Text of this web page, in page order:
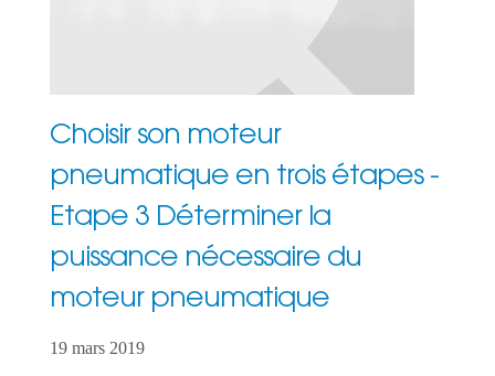
Choisir son moteur
pneumatique en trois étapes -
Etape 3 Déterminer la
puissance nécessaire du
moteur pneumatique
19 mars 2019